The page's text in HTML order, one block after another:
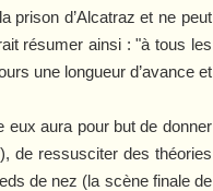
prison d’Alcatraz et ne peut
résumer ainsi : "à tous les
une longueur d’avance et
eux aura pour but de donner
de ressusciter des théories
de nez (la scène finale de